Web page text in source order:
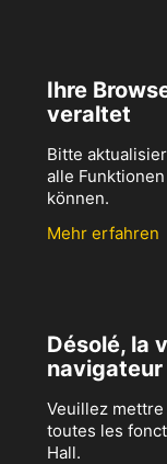
Ihre
veraltet
Bitte
alle
können.
Mehr erfahren
Désolé, la
navigateur
Veuillez
toutes les
Hall.